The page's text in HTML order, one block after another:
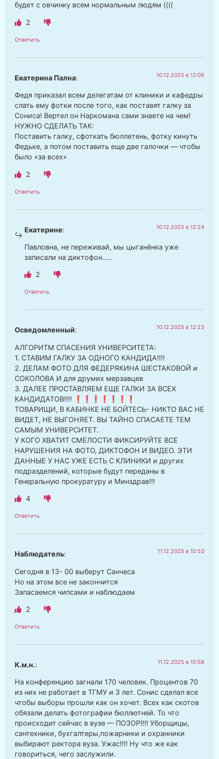
будет с овчинку всем нормальным людям ((((
2
Ответить
Екатерина Пална: 10.12.2025 в 12:09
Федя приказал всем делегатам от клиники и кафедры
слать ему фотки после того, как поставят галку за
Сониса! Вертел он Наркомана сами знаете на чем!
НУЖНО СДЕЛАТЬ ТАК:
Поставить галку, сфоткать бюллетень, фотку кинуть
Федьке, а потом поставить еще две галочки — чтобы
было «за всех»
2
Ответить
Екатерине: 10.12.2025 в 12:24
Павловна, не переживай, мы цыганёнка уже
записали на диктофон…..
2
Ответить
Осведомленный: 10.12.2025 в 12:23
АЛГОРИТМ СПАСЕНИЯ УНИВЕРСИТЕТА:
1. СТАВИМ ГАЛКУ ЗА ОДНОГО КАНДИДА!!!!
2. ДЕЛАМ ФОТО ДЛЯ ФЕДЕРЯКИНА ШЕСТАКОВОЙ и
СОКОЛОВА И для друмих мерзавцев
3. ДАЛЕЕ ПРОСТАВЛЯЕМ ЕЩЕ ГАЛКИ ЗА ВСЕХ
КАНДИДАТОВ!!!! ❗❗❗❗❗❗❗
ТОВАРИЩИ, В КАБИНКЕ НЕ БОЙТЕСЬ- НИКТО ВАС НЕ
ВИДЕТ, НЕ ВЫГОНЯЕТ. ВЫ ТАЙНО СПАСАЕТЕ ТЕМ
САМЫМ УНИВЕРСИТЕТ.
У КОГО ХВАТИТ СМЕЛОСТИ ФИКСИРУЙТЕ ВСЕ
НАРУШЕНИЯ НА ФОТО, ДИКТОФОН И ВИДЕО. ЭТИ
ДАННЫЕ У НАС УЖЕ ЕСТЬ С КЛИНИКИ и других
подразделений, которые будут переданы в
Генеральную прокуратуру и Минздрав!!!
4
Ответить
Наблюдатель: 11.12.2025 в 10:53
Сегодня в 13- 00 выберут Санчеса
Но на этом все не закончится
Запасаемся чипсами и наблюдаем
2
Ответить
К.м.н.: 11.12.2025 в 10:58
На конференцию загнали 170 человек. Процентов 70
из них не работает в ТГМУ и 3 лет. Сонис сделал все
чтобы выборы прошли как он хочет. Всех как скотов
обязали делать фотографии бюллютней. То что
происходит сейчас в вузе — ПОЗОР!!!! Уборщицы,
сантехники, бухгалтеры,пожарники и охранники
выбирают ректора вуза. Ужас!!!! Ну что же как
говориться, чего заслужили.